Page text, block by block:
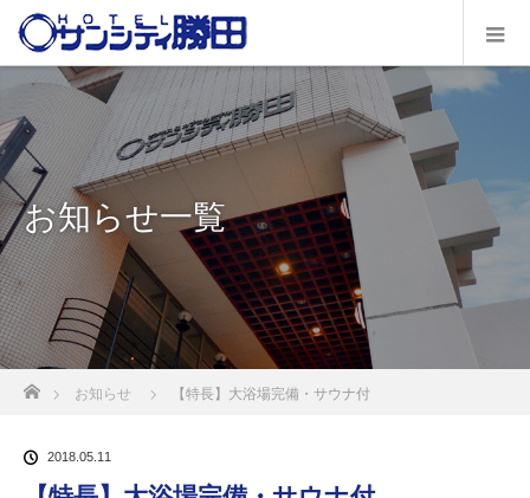
お知らせ一覧
ホーム
お知らせ 【特長】大浴場完備・サウナ付
2018.05.11